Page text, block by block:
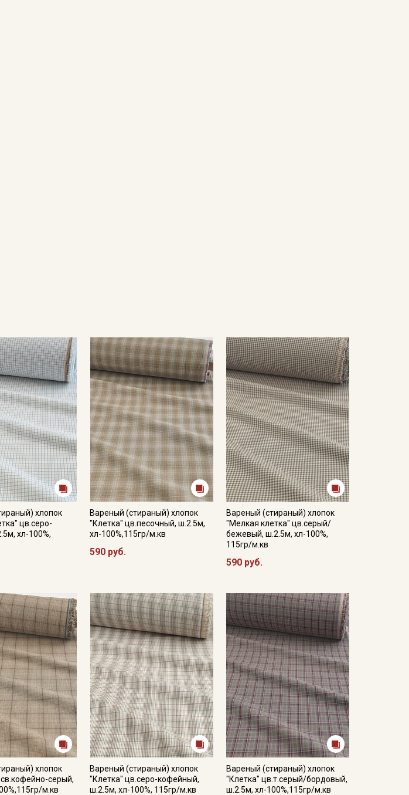
отбеливателей;
подвешенном состоянии (не пересушивать).
от оригинального цвета ткани в зависимости от настроек вашего монитора и
тон ткани может отличаться.
хлопок
цв.серо-
хл-100%,
Вареный (стираный) хлопок
"Клетка" цв.песочный, ш.2.5м,
хл-100%,115гр/м.кв
590 руб.
Вареный (стираный) хлопок
"Мелкая клетка" цв.серый/
бежевый, ш.2.5м, хл-100%,
115гр/м.кв
590 руб.
хлопок
серый,
м.кв
Вареный (стираный) хлопок
"Клетка" цв.серо-кофейный,
ш.2.5м, хл-100%, 115гр/м.кв
Вареный (стираный) хлопок
"Клетка" цв.т.серый/бордовый,
ш.2.5м, хл-100%,115гр/м.кв
рассылка от
дополнительные
до 30% на узкие
тканей
обработки персональных
на обработку персональных
рекламных и